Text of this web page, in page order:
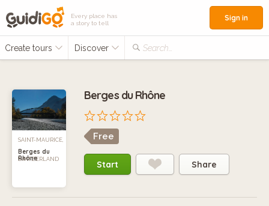
Every place has
a story to tell
Create tours Discover Search...
Sign in
SAINT-MAURICE,
SWITZERLAND
Berges du
Rhône
Berges du Rhône
Free
Start Share